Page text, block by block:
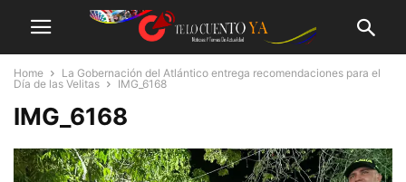
Home
La Gobernación del Atlántico entrega recomendaciones para el
Día de las Velitas
IMG_6168
IMG_6168